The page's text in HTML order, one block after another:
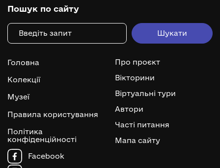
Пошук по сайту
Головна
Колекції
Музеї
Правила користування
Політика
конфіденційності
Про проєкт
Вікторини
Віртуальні тури
Автори
Часті питання
Мапа сайту
Facebook